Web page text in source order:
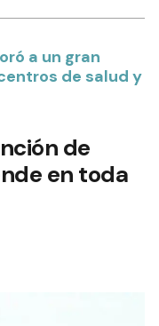
a un gran
de salud y
de
en toda